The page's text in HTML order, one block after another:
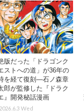
版だった「ドラゴンク
ストへの道」が36年の
を経て復刻―石ノ森章
郎が監修した『ドラク
』開発秘話漫画
2026.6.3 Wed